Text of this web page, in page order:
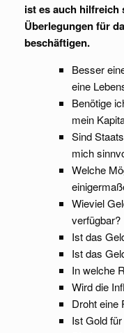
ist es auch hilfreich
Überlegungen für
beschäftigen.
Besser
eine
Benötige
mein
Sind
mich
Welche
Wieviel
verfügbar?
Ist das
Ist das
In welche
Wird die
Droht eine
Ist Gold